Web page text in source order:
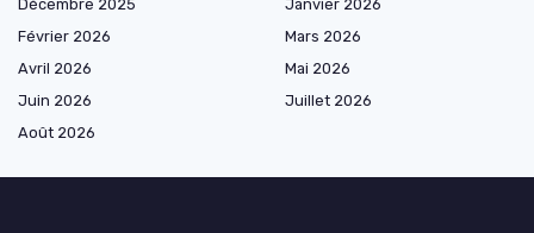
Décembre 2025
Janvier 2026
Février 2026
Mars 2026
Avril 2026
Mai 2026
Juin 2026
Juillet 2026
Août 2026